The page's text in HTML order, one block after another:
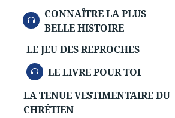
AUDIO
CONNAÎTRE LA PLUS
BELLE HISTOIRE
LE JEU DES REPROCHES
AUDIOLE LIVRE POUR TOI
LA TENUE VESTIMENTAIRE DU
CHRÉTIEN